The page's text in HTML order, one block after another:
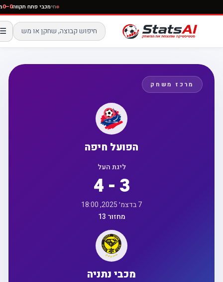
חימכבי פתח תקווה0–0
☰
מרכז משחק
הפועל חיפה
ליגת העל
4 - 3
מחזור 13
מכבי נתניה